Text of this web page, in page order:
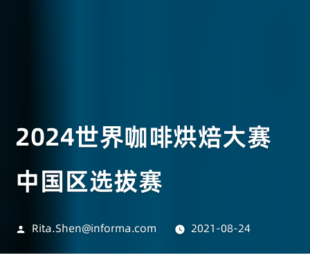
2024世界咖啡烘焙大赛
中国区选拔赛
Rita.Shen@informa.com 2021-08-24